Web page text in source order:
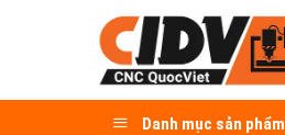
Danh mục sản phẩm